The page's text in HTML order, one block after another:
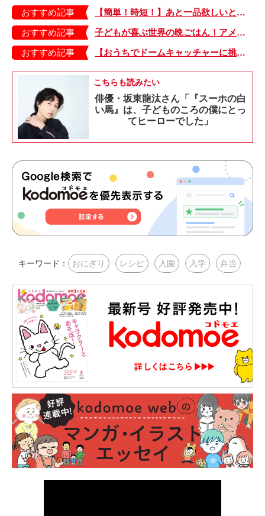
おすすめ記事
【簡単！時短！】あと一品欲しいときにおすすめの「卵とレタスの炒めもの」のレシピ
おすすめ記事
子どもが喜ぶ世界の晩ごはん！アメリカのフライドチキン＆フライドポテト
おすすめ記事
【おうちでドームキャッチャーに挑戦だ】アンパンマン わくわくドームキャッチャー
こちらも読みたい
俳優・坂東龍汰さん「『スーホの白
い馬』は、子どものころの僕にとっ
てヒーローでした」
キーワード： おにぎり レシピ 入園 入学 弁当